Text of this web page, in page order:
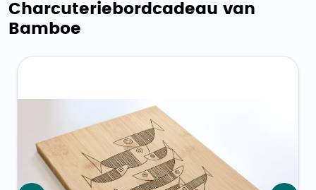
Charcuteriebordcadeau van
Bamboe